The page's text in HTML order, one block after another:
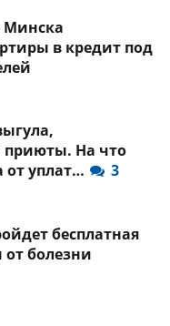
Минска
в кредит под
приюты. На что
от уплат…
3
бесплатная
болезни